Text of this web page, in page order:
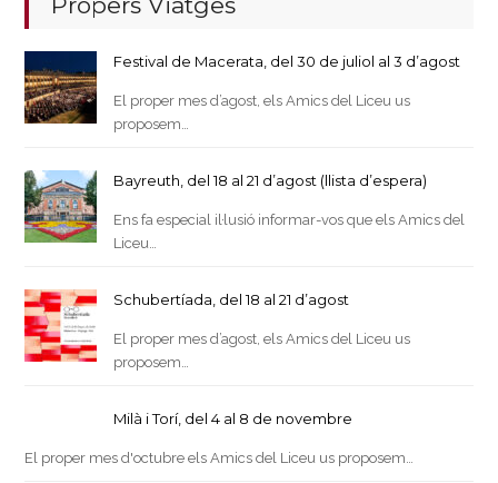
Festival de Macerata, del 30 de juliol al 3 d’agost
El proper mes d’agost, els Amics del Liceu us
proposem…
Bayreuth, del 18 al 21 d’agost (llista d’espera)
Ens fa especial il·lusió informar-vos que els Amics del
Liceu…
Schubertíada, del 18 al 21 d’agost
El proper mes d’agost, els Amics del Liceu us
proposem…
Milà i Torí, del 4 al 8 de novembre
El proper mes d'octubre els Amics del Liceu us proposem…